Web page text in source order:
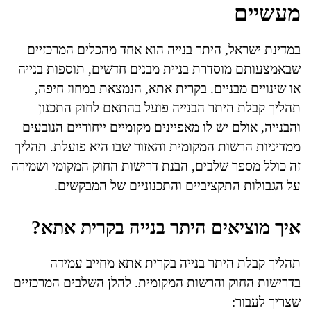
מעשיים
במדינת ישראל, היתר בנייה הוא אחד מהכלים המרכזיים
שבאמצעותם מוסדרת בניית מבנים חדשים, תוספות בנייה
או שינויים מבניים. בקרית אתא, הנמצאת במחוז חיפה,
תהליך קבלת היתר הבנייה פועל בהתאם לחוק התכנון
והבנייה, אולם יש לו מאפיינים מקומיים ייחודיים הנובעים
ממדיניות הרשות המקומית והאזור שבו היא פועלת. תהליך
זה כולל מספר שלבים, הבנת דרישות החוק המקומי ושמירה
על הגבולות התקציביים והתכנוניים של המבקשים.
איך מוציאים היתר בנייה בקרית אתא?
תהליך קבלת היתר בנייה בקרית אתא מחייב עמידה
בדרישות החוק והרשות המקומית. להלן השלבים המרכזיים
שצריך לעבור: